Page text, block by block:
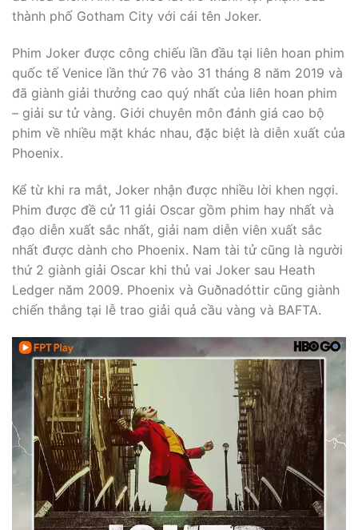
thành phố Gotham City với cái tên Joker.
Phim Joker được công chiếu lần đầu tại liên hoan phim
quốc tế Venice lần thứ 76 vào 31 tháng 8 năm 2019 và
đã giành giải thưởng cao quý nhất của liên hoan phim
– giải sư tử vàng. Giới chuyên môn đánh giá cao bộ
phim về nhiều mặt khác nhau, đặc biệt là diễn xuất của
Phoenix.
Kể từ khi ra mắt, Joker nhận được nhiều lời khen ngợi.
Phim được đề cử 11 giải Oscar gồm phim hay nhất và
đạo diễn xuất sắc nhất, giải nam diễn viên xuất sắc
nhất được dành cho Phoenix. Nam tài tử cũng là người
thứ 2 giành giải Oscar khi thủ vai Joker sau Heath
Ledger năm 2009. Phoenix và Guðnadóttir cũng giành
chiến thắng tại lễ trao giải quả cầu vàng và BAFTA.